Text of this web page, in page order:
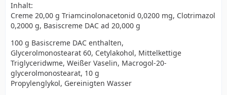
Inhalt:
Creme 20,00 g Triamcinolonacetonid 0,0200 mg, Clotrimazol
0,2000 g, Basiscreme DAC ad 20,000 g
100 g Basiscreme DAC enthalten,
Glycerolmonostearat 60, Cetylakohol, Mittelkettige
Triglyceridwme, Weißer Vaselin, Macrogol-20-
glycerolmonostearat, 10 g
Propylenglykol, Gereinigten Wasser